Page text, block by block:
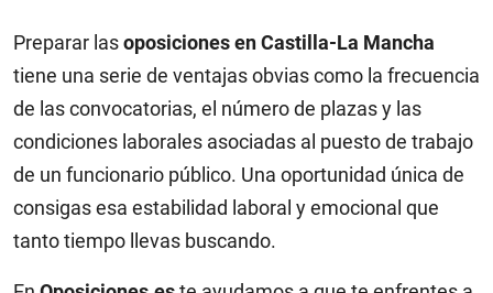
Preparar lasoposiciones en Castilla-La Mancha
tiene una serie de ventajas obvias como la frecuencia
de las convocatorias, el número de plazas y las
condiciones laborales asociadas al puesto de trabajo
de un funcionario público. Una oportunidad única de
consigas esa estabilidad laboral y emocional que
tanto tiempo llevas buscando.